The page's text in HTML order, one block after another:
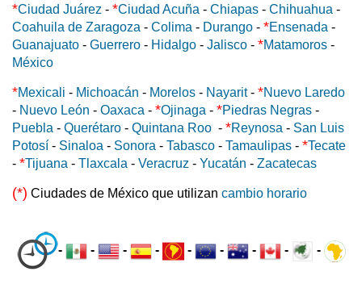
*Ciudad Juárez - *Ciudad Acuña - Chiapas - Chihuahua -
Coahuila de Zaragoza - Colima - Durango - *Ensenada -
Guanajuato - Guerrero - Hidalgo - Jalisco - *Matamoros -
México
*Mexicali - Michoacán - Morelos - Nayarit- *Nuevo Laredo
- Nuevo León - Oaxaca - *Ojinaga - *Piedras Negras -
Puebla - Querétaro - Quintana Roo - *Reynosa - San Luis
Potosí - Sinaloa - Sonora - Tabasco - Tamaulipas - *Tecate
- *Tijuana - Tlaxcala - Veracruz - Yucatán - Zacatecas
(*) Ciudades de México que utilizan cambio horario
- - - - - - - - -